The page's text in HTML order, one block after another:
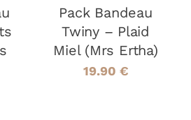
ÊTRE
CHOISIES
SUR
LA
PAGE
Pack Bandeau
Twiny – Plaid
Miel (Mrs Ertha)
19.90 €